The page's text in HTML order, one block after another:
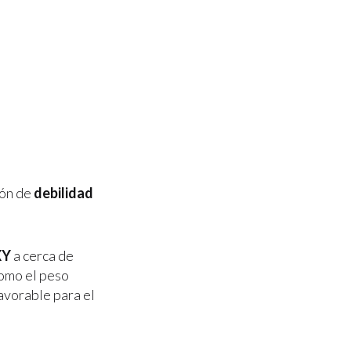
de debilidad
a cerca de
el peso
para el